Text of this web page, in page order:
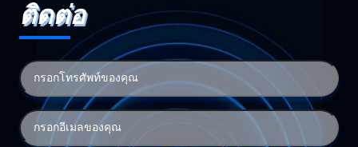
ติดต่อ